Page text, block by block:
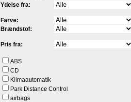
Ydelse fra:
Farve:
Brændstof:
Pris fra:
ABS
CD
Klimaautomatik
Park Distance Control
airbags